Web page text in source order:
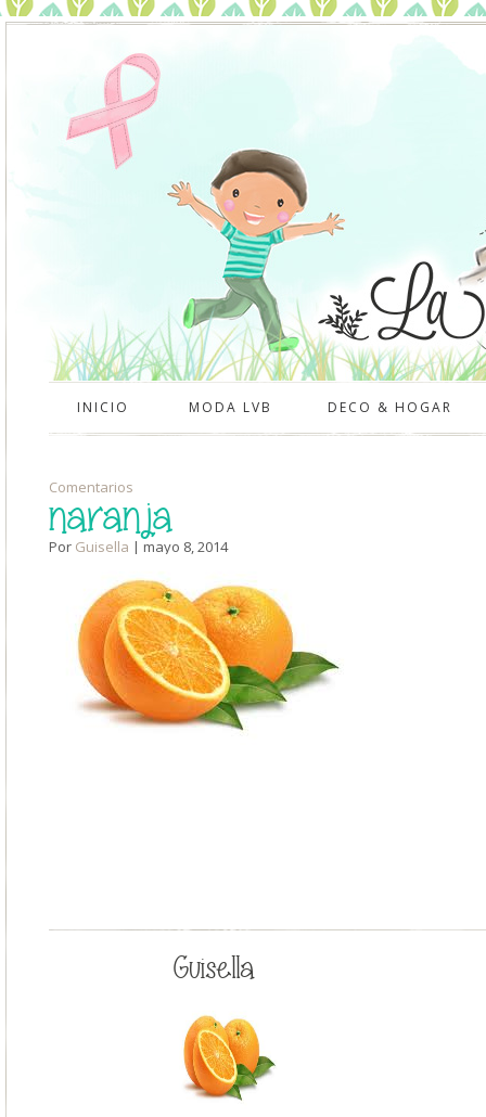
INICIO MODA LVB DECO & HOGAR
Comentarios
naranja
Por Guisella | mayo 8, 2014
Guisella